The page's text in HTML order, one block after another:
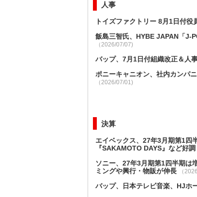
人事
トイズファクトリー 8月1日付役
飯島三智氏、HYBE JAPAN「J-
（2026/07/07)
バップ、7月1日付組織改正＆人
ポニーキャニオン、社内カンパ
（2026/07/01)
決算
エイベックス、27年3月期第1
『SAKAMOTO DAYS』など好調
ソニー、27年3月期第1四半期
ミングや興行・物販が伸長
（
バップ、日本テレビ音楽、HJホ